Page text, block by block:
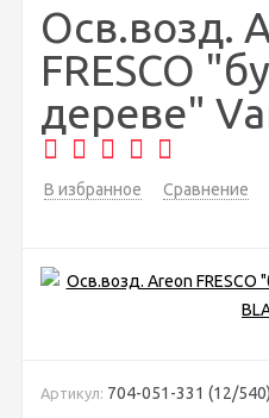
Осв.возд.
FRESCO
дереве"
В избранное Сравнение
Артикул: 704-051-331 (12/540)